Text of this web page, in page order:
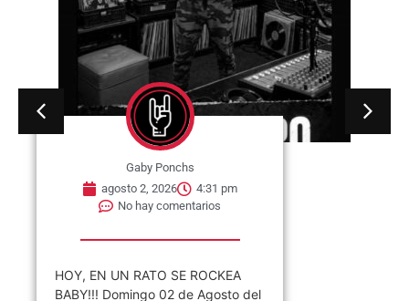
Gaby Ponchs
agosto 2, 2026
4:31 pm
No hay comentarios
HOY, EN UN RATO SE ROCKEA
BABY!!! Domingo 02 de Agosto del